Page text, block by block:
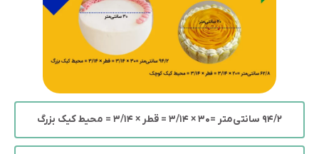
۹۴/۲ سانتی‌متر =۳۰ × ۳/۱۴ = قطر × ۳/۱۴ = محیط کیک بزرگ